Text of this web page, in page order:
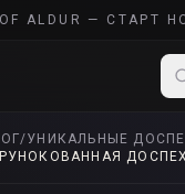
/УНИКАЛЬНЫЕ